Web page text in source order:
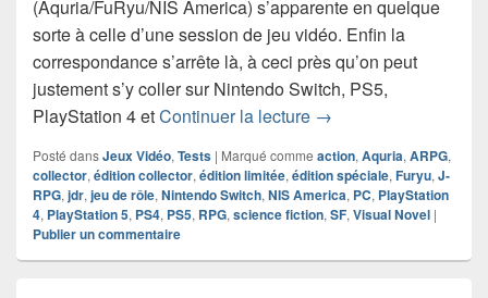
(Aquria/FuRyu/NIS America) s’apparente en quelque
sorte à celle d’une session de jeu vidéo. Enfin la
correspondance s’arrête là, à ceci près qu’on peut
justement s’y coller sur Nintendo Switch, PS5,
PlayStation 4 etContinuer la lecture Chronique jeu vidéo
→
Posté dansJeux Vidéo, Tests | Marqué comme action, Aquria, ARPG,
collector, édition collector, édition limitée, édition spéciale, Furyu, J-
RPG, jdr, jeu de rôle, Nintendo Switch, NIS America, PC, PlayStation
4, PlayStation 5, PS4, PS5, RPG, science fiction, SF, Visual Novel |
Publier un commentaire